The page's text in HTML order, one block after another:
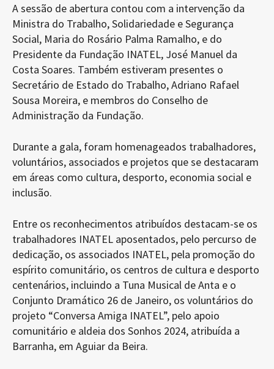
A sessão de abertura contou com a intervenção da
Ministra do Trabalho, Solidariedade e Segurança
Social, Maria do Rosário Palma Ramalho, e do
Presidente da Fundação INATEL, José Manuel da
Costa Soares. Também estiveram presentes o
Secretário de Estado do Trabalho, Adriano Rafael
Sousa Moreira, e membros do Conselho de
Administração da Fundação.
Durante a gala, foram homenageados trabalhadores,
voluntários, associados e projetos que se destacaram
em áreas como cultura, desporto, economia social e
inclusão.
Entre os reconhecimentos atribuídos destacam-se os
trabalhadores INATEL aposentados, pelo percurso de
dedicação, os associados INATEL, pela promoção do
espírito comunitário, os centros de cultura e desporto
centenários, incluindo a Tuna Musical de Anta e o
Conjunto Dramático 26 de Janeiro, os voluntários do
projeto “Conversa Amiga INATEL”, pelo apoio
comunitário e aldeia dos Sonhos 2024, atribuída a
Barranha, em Aguiar da Beira.